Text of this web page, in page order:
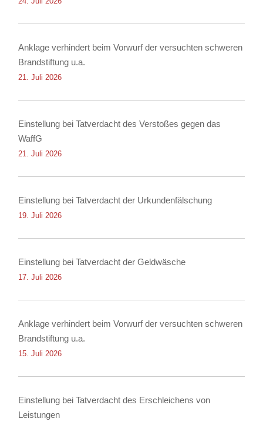
Anklage verhindert beim Vorwurf der versuchten schweren
Brandstiftung u.a.
21. Juli 2026
Einstellung bei Tatverdacht des Verstoßes gegen das
WaffG
21. Juli 2026
Einstellung bei Tatverdacht der Urkundenfälschung
19. Juli 2026
Einstellung bei Tatverdacht der Geldwäsche
17. Juli 2026
Anklage verhindert beim Vorwurf der versuchten schweren
Brandstiftung u.a.
15. Juli 2026
Einstellung bei Tatverdacht des Erschleichens von
Leistungen